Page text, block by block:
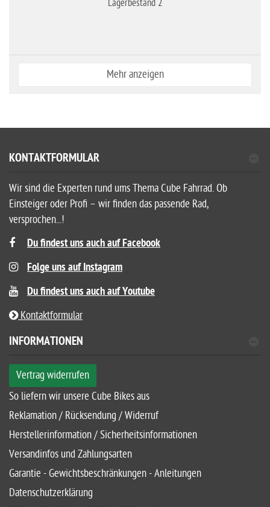
Lagerbestand 2
Mehr anzeigen
KONTAKTFORMULAR
Wir sind die Experten rund ums Thema Cube Fahrrad. Ob
Einsteiger oder Profi – wir finden das passende Rad,
versprochen...!
Du findest uns auch auf Facebook
Folge uns auf Instagram
Du findest uns auch auf Youtube
Kontaktformular
INFORMATIONEN
Vertrag widerrufen
So liefern wir unsere Cube Bikes aus
Reklamation / Rücksendung / Widerruf
Herstellerinformation / Sicherheitsinformationen
Versandinfos und Zahlungsarten
Garantie - Gewichtsbeschränkungen - Anleitungen
Datenschutzerklärung